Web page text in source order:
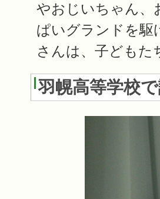
やおじいちゃん、
ぱいグランドを駆
さんは、子どもた
羽幌高等学校